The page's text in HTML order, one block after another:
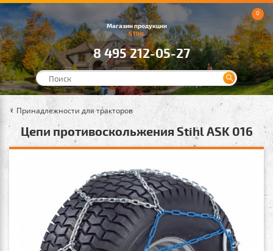
Магазин продукции
STIHL
8 495 212-05-27
0
Принадлежности для тракторов
Цепи противоскольжения Stihl ASK 016